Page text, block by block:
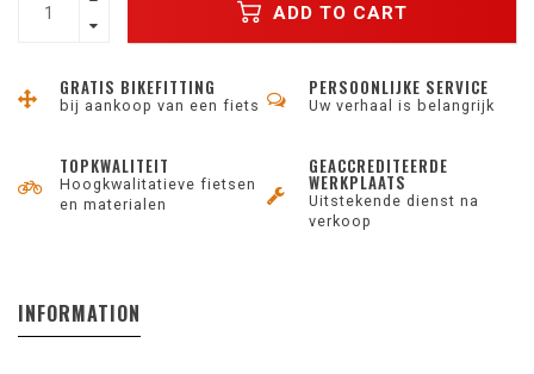
ADD TO CART
GRATIS BIKEFITTING
bij aankoop van een fiets
PERSOONLIJKE SERVICE
Uw verhaal is belangrijk
TOPKWALITEIT
Hoogkwalitatieve fietsen
en materialen
GEACCREDITEERDE
WERKPLAATS
Uitstekende dienst na
verkoop
INFORMATION